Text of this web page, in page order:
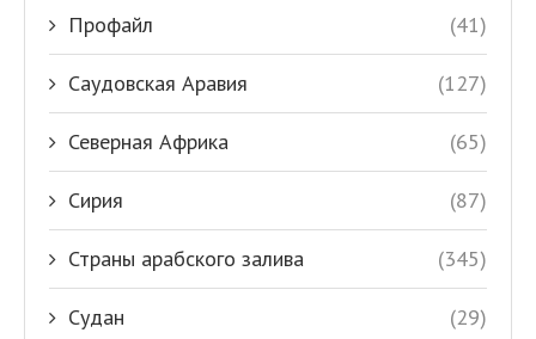
Профайл (41)
Саудовская Аравия (127)
Северная Африка (65)
Сирия (87)
Страны арабского залива (345)
Судан (29)